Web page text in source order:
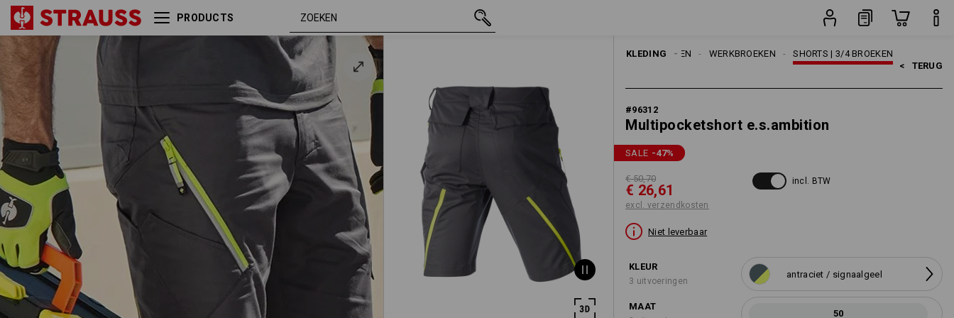
PRODUCTS
KLEDING SHORTS | 3/4 BROEKEN
WERKBROEKEN
HEREN
< TERUG
#96312
Multipocketshort e.s.ambition
SALE -47%
€ 50,70
€ 26,61
excl. verzendkosten
incl. BTW
Niet leverbaar
KLEUR
3 uitvoeringen
antraciet / signaalgeel
MAAT
50
Multipocketshort
e.s.ambition
signaalgeel
50